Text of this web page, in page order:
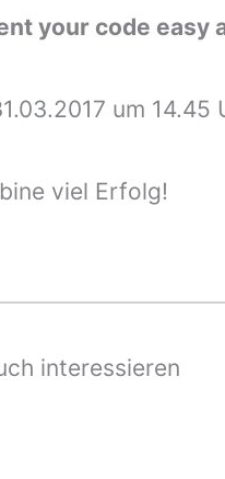
your code easy
um 14.45
viel Erfolg!
interessieren